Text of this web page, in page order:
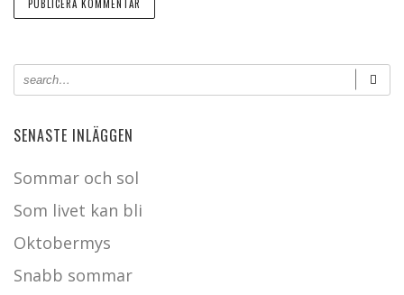
SENASTE INLÄGGEN
Sommar och sol
Som livet kan bli
Oktobermys
Snabb sommar